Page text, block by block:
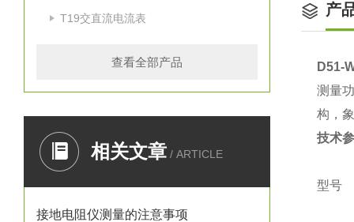
T19交直流电流表
查看全部产品
相关文章 / ARTICLE
接地电阻仪测量的注意事项
产
D51-
测量
构，
技术
型号